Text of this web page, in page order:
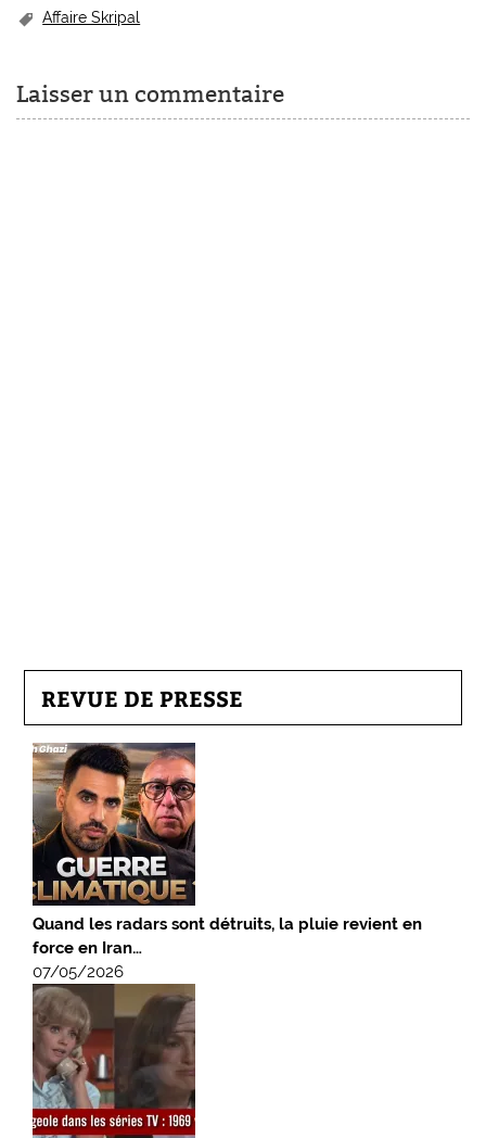
Affaire Skripal
Laisser un commentaire
REVUE DE PRESSE
Quand les radars sont détruits, la pluie revient en
force en Iran…
07/05/2026